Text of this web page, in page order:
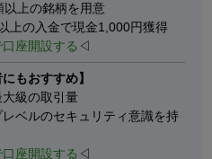
上の銘柄を用意
上の入金で現金1,000円獲得
座開設する ◁
もおすすめ】
級の取引量
ベルのセキュリティ意識を持
座開設する ◁